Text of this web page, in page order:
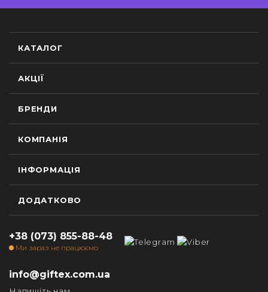
КАТАЛОГ
АКЦІЇ
БРЕНДИ
КОМПАНІЯ
ІНФОРМАЦІЯ
ДОДАТКОВО
+38 (073) 855-88-48
Ми зараз не працюємо
info@giftex.com.ua